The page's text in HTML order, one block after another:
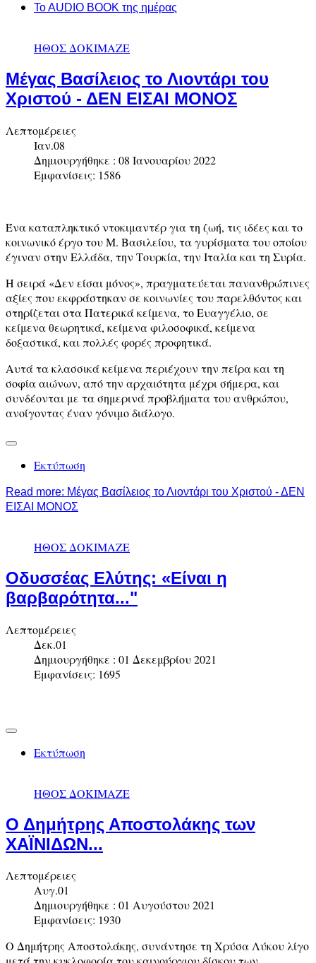
To AUDIO BOOK της ημέρας
ΗΘΟΣ ΔΟΚΙΜΑΖΕ
Μέγας Βασίλειος το Λιοντάρι του
Χριστού - ΔΕΝ ΕΙΣΑΙ ΜΟΝΟΣ
Λεπτομέρειες
Ιαν.08
Δημιουργήθηκε : 08 Ιανουαρίου 2022
Εμφανίσεις: 1586
Ένα καταπληκτικό ντοκιμαντέρ για τη ζωή, τις ιδέες και το
κοινωνικό έργο του Μ. Βασιλείου, τα γυρίσματα του οποίου
έγιναν στην Ελλάδα, την Τουρκία, την Ιταλία και τη Συρία.
Η σειρά «Δεν είσαι μόνος», πραγματεύεται πανανθρώπινες
αξίες που εκφράστηκαν σε κοινωνίες του παρελθόντος και
στηρίζεται στα Πατερικά κείμενα, το Ευαγγέλιο, σε
κείμενα θεωρητικά, κείμενα φιλοσοφικά, κείμενα
δοξαστικά, και πολλές φορές προφητικά.
Αυτά τα κλασσικά κείμενα περιέχουν την πείρα και τη
σοφία αιώνων, από την αρχαιότητα μέχρι σήμερα, και
συνδέονται με τα σημερινά προβλήματα του ανθρώπου,
ανοίγοντας έναν γόνιμο διάλογο.
Εκτύπωση
Read more: Μέγας Βασίλειος το Λιοντάρι του Χριστού - ΔΕΝ
ΕΙΣΑΙ ΜΟΝΟΣ
ΗΘΟΣ ΔΟΚΙΜΑΖΕ
Οδυσσέας Ελύτης: «Είναι η
βαρβαρότητα..."
Λεπτομέρειες
Δεκ.01
Δημιουργήθηκε : 01 Δεκεμβρίου 2021
Εμφανίσεις: 1695
Εκτύπωση
ΗΘΟΣ ΔΟΚΙΜΑΖΕ
Ο Δημήτρης Αποστολάκης των
ΧΑΪΝΙΔΩΝ...
Λεπτομέρειες
Αυγ.01
Δημιουργήθηκε : 01 Αυγούστου 2021
Εμφανίσεις: 1930
Ο Δημήτρης Αποστολάκης, συνάντησε τη Χρύσα Λύκου λίγο